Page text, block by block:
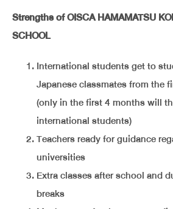
Strengths of OISCA HAMAMATSU
SCHOOL
International students get to
Japanese classmates from the
(only in the first 4 months will
international students)
Teachers ready for guidance
universities
Extra classes after school and
breaks